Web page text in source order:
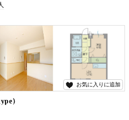
お気に入りに追加
）
で女性の方も安心です♪ 延岡市で賃貸物件・アパート・マンションをお探しなら、五ヶ瀬不動産へお問い合わせください！！